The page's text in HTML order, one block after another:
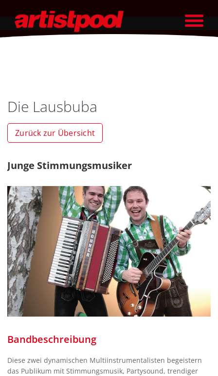
Die Lausbuba
Zurück zur Übersicht
Junge Stimmungsmusiker
Bandbeschreibung
Diese zwei dynamischen Multiinstrumentalisten begeistern
das Publikum mit Stimmungsmusik, Partysound, trendiger